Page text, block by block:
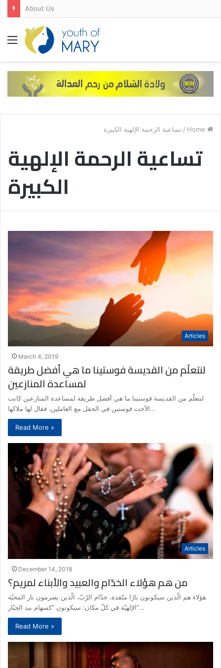
About Us
Menu
/ تساعية الرحمة الإلهية الكبيرة
تساعية الرحمة الإلهية
الكبيرة
Articles
March 4, 2019
لنتعلّم من القديسة فوستينا ما هي أفضل طريقة
لمساعدة المنازعين
لنتعلّم من القديسة فوستينا ما هي أفضل طريقة لمساعدة المنازعين كانت
الأخت فوستين في الحقل مع العاملين، فقال لها ملاكها…
Read More »
Articles
December 14, 2018
من هم هؤلاء الخدّام والعبيد والأبناء لمريم؟
هؤلاء هم الّذين سيكونون نارًا متّقدة، خدّام الرّبّ، الّذين يضرمون نار المحبّة
الإلهيّة في كلّ مكان: سيكونون “كسهام بيد الجبّار”…
Read More »